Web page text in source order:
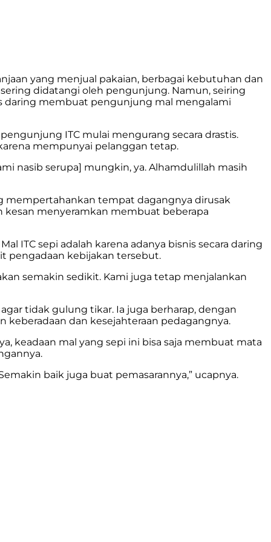
yang menjual pakaian, berbagai kebutuhan dan
didatangi oleh pengunjung. Namun, seiring
daring membuat pengunjung mal mengalami
ITC mulai mengurang secara drastis.
mempunyai pelanggan tetap.
nasib serupa] mungkin, ya. Alhamdulillah masih
mempertahankan tempat dagangnya dirusak
kesan menyeramkan membuat beberapa
ITC sepi adalah karena adanya bisnis secara daring
pengadaan kebijakan tersebut.
semakin sedikit. Kami juga tetap menjalankan
tidak gulung tikar. Ia juga berharap, dengan
keberadaan dan kesejahteraan pedagangnya.
keadaan mal yang sepi ini bisa saja membuat mata
baik juga buat pemasarannya,” ucapnya.